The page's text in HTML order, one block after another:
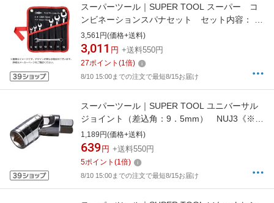
スーパーツール｜SUPER TOOL スーパー コ
ンビネーションスパナセット セット内容： 8
／10／12／13／14／17／19mm
3,561円(価格+送料)
3,011 円 +送料550円
27ポイント (1倍)
8/10 15:00までの注文で最短8/15お届け
スーパーツール｜SUPER TOOL ユニバーサル
ジョイント（差込角：9．5mm） NUJ3《※画
像はイメージです。実際の商品とは異なりま
す》
1,189円(価格+送料)
639 円 +送料550円
5ポイント (1倍)
8/10 15:00までの注文で最短8/15お届け